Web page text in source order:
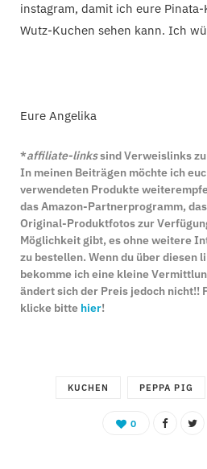
instagram, damit ich eure
Wutz-Kuchen sehen kann. Ich
Eure Angelika
*affiliate-linkssind Verweislinks
In meinen Beiträgen möchte ich
verwendeten Produkte
das Amazon-Partnerprogramm,
Original-Produktfotos zur
Möglichkeit gibt, es ohne weitere
zu bestellen. Wenn du über diesen
bekomme ich eine kleine
ändert sich der Preis jedoch nicht!!
klicke bitte hier!
KUCHEN PEPPA PIG
0